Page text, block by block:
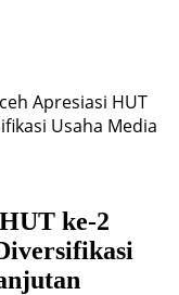
Apresiasi HUT
Usaha Media
ke-2